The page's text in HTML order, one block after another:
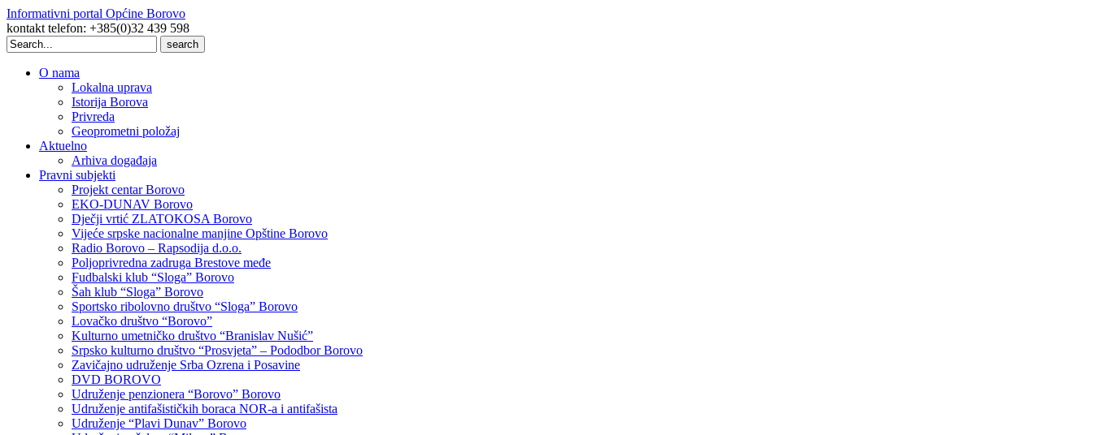
Informativni portal Općine Borovo
kontakt telefon: +385(0)32 439 598
Search
for:
O nama
Lokalna uprava
Istorija Borova
Privreda
Geoprometni položaj
Aktuelno
Arhiva događaja
Pravni subjekti
Projekt centar Borovo
EKO-DUNAV Borovo
Dječji vrtić ZLATOKOSA Borovo
Vijeće srpske nacionalne manjine Opštine Borovo
Radio Borovo – Rapsodija d.o.o.
Poljoprivredna zadruga Brestove međe
Fudbalski klub “Sloga” Borovo
Šah klub “Sloga” Borovo
Sportsko ribolovno društvo “Sloga” Borovo
Lovačko društvo “Borovo”
Kulturno umetničko društvo “Branislav Nušić”
Srpsko kulturno društvo “Prosvjeta” – Pododbor Borovo
Zavičajno udruženje Srba Ozrena i Posavine
DVD BOROVO
Udruženje penzionera “Borovo” Borovo
Udruženje antifašističkih boraca NOR-a i antifašista
Udruženje “Plavi Dunav” Borovo